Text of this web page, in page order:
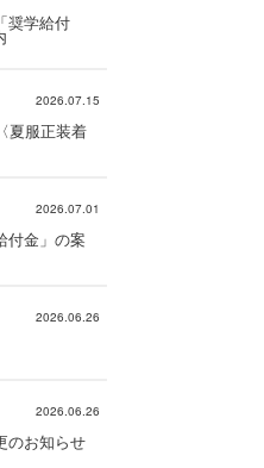
奨学給付
2026.07.15
夏服正装着
2026.07.01
付金」の案
2026.06.26
2026.06.26
のお知らせ